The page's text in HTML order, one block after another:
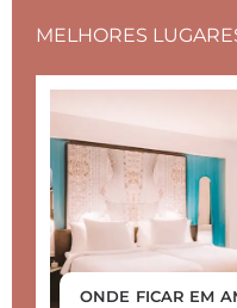
MELHORES
ONDE FICAR EM